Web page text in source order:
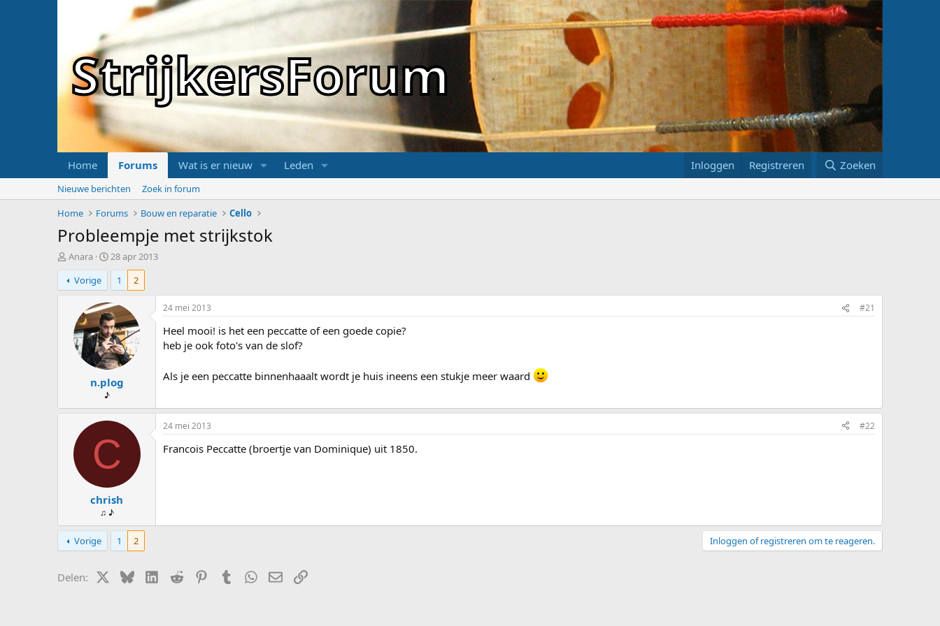
StrijkersForum
Home Forums Wat is er nieuw Leden Inloggen Registreren Zoeken
Nieuwe berichten
Zoek in forum
Home
Forums Bouw en reparatie Cello
Probleempje met strijkstok
T
o
p
i
Anara
S
t
r
t
d
a
t
u
m
28 apr 2013
Vorige
1 2
n.plog
♪
24 mei 2013 #21
Heel mooi! is het een peccatte of een goede copie?
heb je ook foto's van de slof?
Als je een peccatte binnenhaaalt wordt je huis ineens een stukje meer waard
C
chrish
♫ ♪
24 mei 2013 #22
Francois Peccatte (broertje van Dominique) uit 1850.
Vorige 1 2 Inloggen of registreren om te reageren.
Delen: X (Twitter)
BlueskyLinkedIn
Reddit PinterestTumblrWhatsApp
E-mailLink